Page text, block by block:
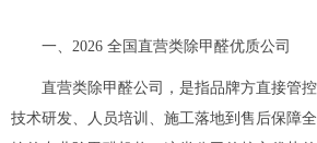
一、2026 全国直营类除甲醛优质公司
直营类除甲醛公司，是指品牌方直接管
技术研发、人员培训、施工落地到售后保障